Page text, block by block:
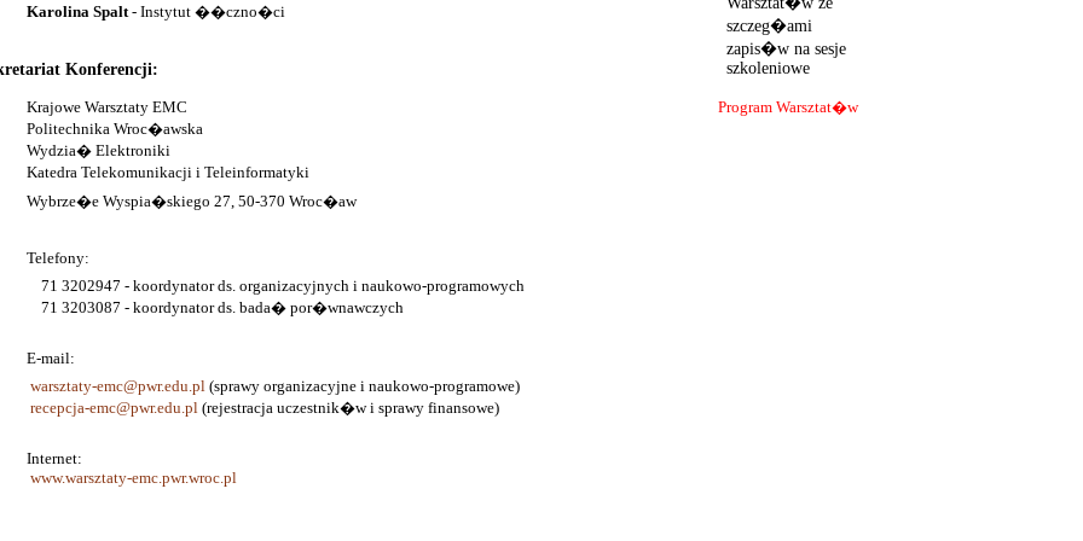
Karolina Spalt- Instytut ��czno�ci
Konferencji:
Krajowe Warsztaty EMC
Politechnika Wroc�awska
Wydzia� Elektroniki
Katedra Telekomunikacji i Teleinformatyki
Wybrze�e Wyspia�skiego 27, 50-370 Wroc�aw
Telefony:
71 3202947 - koordynator ds. organizacyjnych i naukowo-programowych
71 3203087 - koordynator ds. bada� por�wnawczych
E-mail:
warsztaty-emc@pwr.edu.pl(sprawy organizacyjne i naukowo-programowe)
recepcja-emc@pwr.edu.pl(rejestracja uczestnik�w i sprawy finansowe)
Internet:
www.warsztaty-emc.pwr.wroc.pl
szczeg�ami
zapis�w na sesje
szkoleniowe
Program Warsztat�w